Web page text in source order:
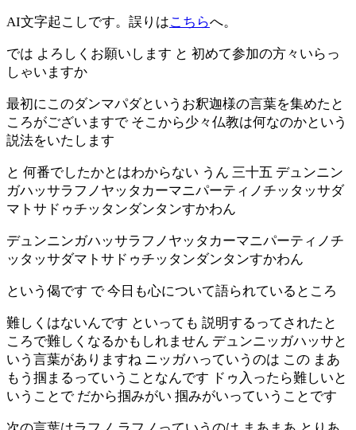
AI文字起こしです。誤りはこちらへ。
では よろしくお願いします と 初めて参加の方々いらっ
しゃいますか
最初にこのダンマパダというお釈迦様の言葉を集めたと
ころがございますで そこから少々仏教は何なのかという
説法をいたします
と 何番でしたかとはわからない うん 三十五 デュンニン
ガハッサラフノヤッタカーマニパーティノチッタッサダ
マトサドゥチッタンダンタンすかわん
デュンニンガハッサラフノヤッタカーマニパーティノチ
ッタッサダマトサドゥチッタンダンタンすかわん
という偈です で 今日も心について語られているところ
難しくはないんです といっても 説明するってされたと
ころで難しくなるかもしれません デュンニッガハッサと
いう言葉がありますね ニッガハっていうのは この まあ
もう掴まるっていうことなんです ドゥ入ったら難しいと
いうことで だから掴みがい 掴みがいっていうことです